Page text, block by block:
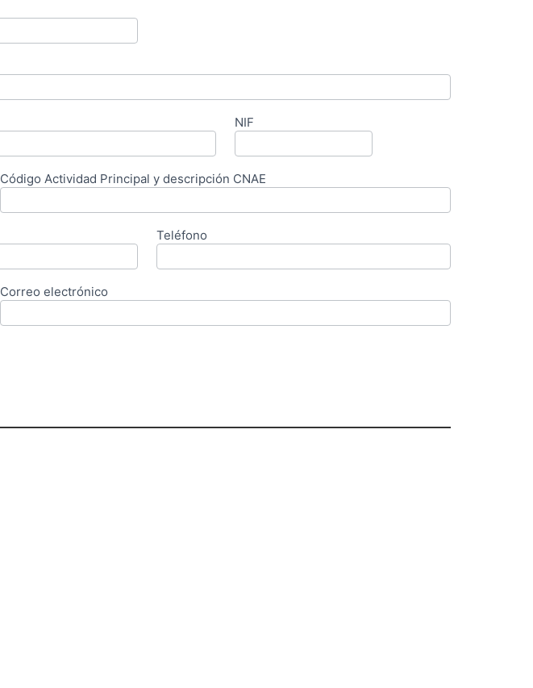
NIF
Código Actividad Principal y descripción CNAE
Teléfono
Correo electrónico